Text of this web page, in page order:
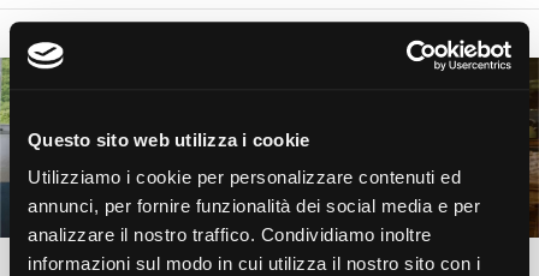
Questo sito web utilizza i cookie
Utilizziamo i cookie per personalizzare contenuti ed
annunci, per fornire funzionalità dei social media e per
analizzare il nostro traffico. Condividiamo inoltre
informazioni sul modo in cui utilizza il nostro sito con i
ARRIVAL
07 Fri
AUGUST
2026
DEPARTURE
08 Sat
AUGUST
2026